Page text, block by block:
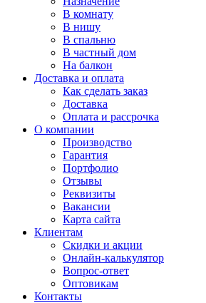
В комнату
В нишу
В спальню
В частный дом
На балкон
Доставка и оплата
Как сделать заказ
Доставка
Оплата и рассрочка
О компании
Производство
Гарантия
Портфолио
Отзывы
Реквизиты
Вакансии
Карта сайта
Клиентам
Скидки и акции
Онлайн-калькулятор
Вопрос-ответ
Оптовикам
Контакты